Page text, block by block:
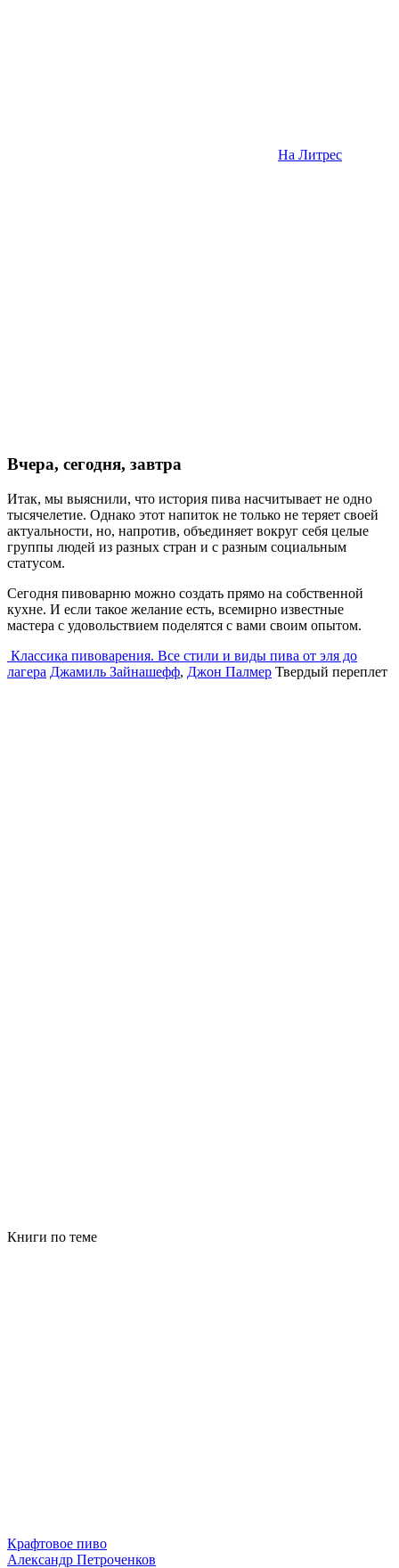
На Литрес
Вчера, сегодня, завтра
Итак, мы выяснили, что история пива насчитывает не одно
тысячелетие. Однако этот напиток не только не теряет своей
актуальности, но, напротив, объединяет вокруг себя целые
группы людей из разных стран и с разным социальным
статусом.
Сегодня пивоварню можно создать прямо на собственной
кухне. И если такое желание есть, всемирно известные
мастера с удовольствием поделятся с вами своим опытом.
Классика пивоварения. Все стили и виды пива от эля до
лагера Джамиль Зайнашефф, Джон Палмер Твердый переплет
Книги по теме
Крафтовое пиво
Александр Петроченков